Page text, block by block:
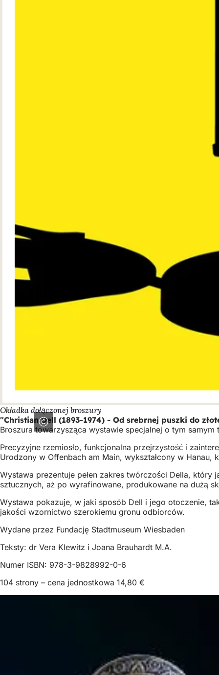
Okładka dołączonej broszury
"Christian Dell (1893-1974) - Od srebrnej puszki do
Broszura towarzysząca wystawie specjalnej o tym samym
Precyzyjne rzemiosło, funkcjonalna przejrzystość i
Urodzony w Offenbach am Main, wykształcony w
Wystawa prezentuje pełen zakres twórczości Della,
sztucznych, aż po wyrafinowane, produkowane na dużą
Wystawa pokazuje, w jaki sposób Dell i jego otoczenie,
jakości wzornictwo szerokiemu gronu odbiorców.
Wydane przez Fundację Stadtmuseum Wiesbaden
Teksty: dr Vera Klewitz i Joana Brauhardt M.A.
Numer ISBN: 978-3-9828992-0-6
104 strony – cena jednostkowa 14,80 €